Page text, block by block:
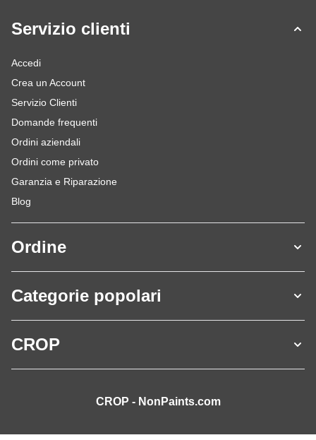
Servizio clienti
Accedi
Crea un Account
Servizio Clienti
Domande frequenti
Ordini aziendali
Ordini come privato
Garanzia e Riparazione
Blog
Ordine
Categorie popolari
CROP
CROP - NonPaints.com